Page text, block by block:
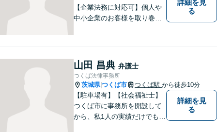
【企業法務に対応可】個人や
中小企業のお客様を取り巻く
す。また、相続分野では相続
人38名の案件の対応経験がご
ざいます。ぜひ、お気軽にご
相談ください。
詳細を見
る
山田 昌典 弁護士
つくば法律事務所
茨城県|つくば市 つくば駅 から徒歩10分
【駐車場有】【社会福祉士】
つくば市に事務所を開設して
から、私1人の実績だけでも、
詳細を見
る